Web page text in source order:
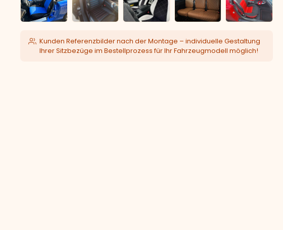
Kunden Referenzbilder nach der Montage – individuelle Gestaltung
Ihrer Sitzbezüge im Bestellprozess für Ihr Fahrzeugmodell möglich!